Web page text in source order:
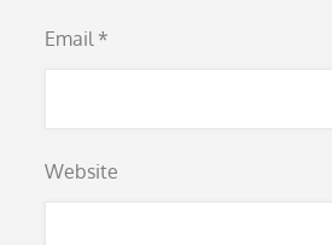
Email *
Website